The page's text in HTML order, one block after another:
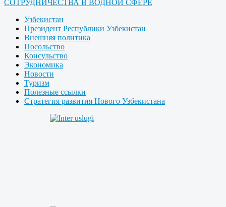
СОТРУДНИЧЕСТВА В ВОДНОЙ СФЕРЕ
Узбекистан
Президент Республики Узбекистан
Внешняя политика
Посольство
Консульство
Экономика
Новости
Туризм
Полезные ссылки
Стратегия развития Нового Узбекистана